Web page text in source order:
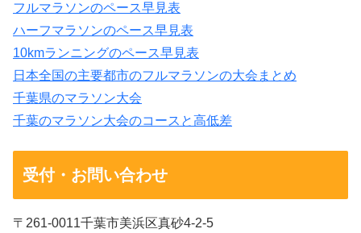
フルマラソンのペース早見表
ハーフマラソンのペース早見表
10kmランニングのペース早見表
日本全国の主要都市のフルマラソンの大会まとめ
千葉県のマラソン大会
千葉のマラソン大会のコースと高低差
受付・お問い合わせ
〒261-0011千葉市美浜区真砂4-2-5